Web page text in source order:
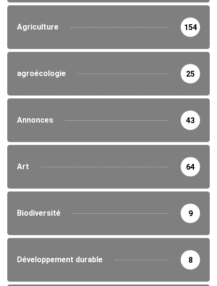
Agriculture 154
agroécologie 25
Annonces 43
Art 64
Biodiversité 9
Développement durable 8